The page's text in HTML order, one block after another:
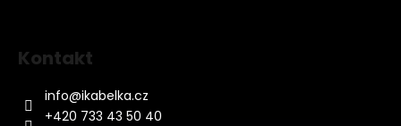
Kontakt
info@ikabelka.cz
+420 733 43 50 40